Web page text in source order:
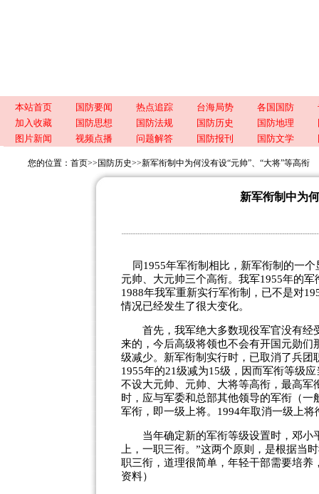
本站首页 国防要闻 热点追踪 台海局势 各国国防
加入收藏
国防思想 国防法规 国防历史 国防地理
图片新闻
视频点播 问题解答 国防报刊 国防文学
您的位置： 首页>> 国防历史>>新军衔制中为何没有设“元帅”、“大将”等高衔
新军衔制中为
同1955年军衔制相比，新军衔制的一个
元帅、大元帅三个高衔。我军1955年的
1988年我军重新实行军衔制，已不是对
情况已经发生了很大变化。
首先，我军绝大多数现役军官没有经
来的，今后高级将领也不会有开国元勋
级减少。新军衔制实行时，已取消了兵团
1955年的21级减为15级，因而军衔等级
不设大元帅、元帅、大将等高衔，最高
时，应与军委和总部其他领导的军衔（
军衔，即一级上将。1994年取消一级上
当年确定新的军衔等级设置时，邓小
上，一职三衔。”这两个原则，是根据当
职三衔，道理很简单，年轻干部需要培
资料）